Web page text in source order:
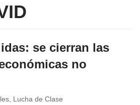
se cierran las
no
, Lucha de Clase